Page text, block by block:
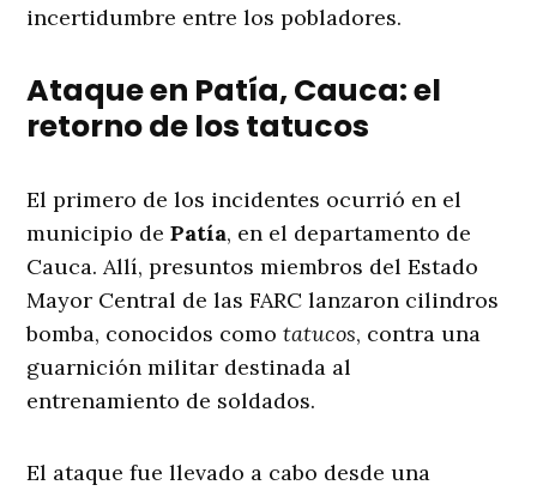
incertidumbre entre los pobladores.
Ataque en Patía, Cauca: el
retorno de los tatucos
El primero de los incidentes ocurrió en el
municipio dePatía, en el departamento de
Cauca. Allí, presuntos miembros del Estado
Mayor Central de las FARC lanzaron cilindros
bomba, conocidos comotatucos, contra una
guarnición militar destinada al
entrenamiento de soldados.
El ataque fue llevado a cabo desde una